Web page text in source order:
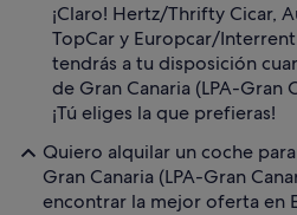
¡Claro! Hertz/Thrifty Cicar,
TopCar y Europcar/
tendrás a tu disposición
de Gran Canaria (LPA-Gran
¡Tú eliges la que prefieras!
Quiero alquilar un coche
Gran Canaria (LPA-Gran
encontrar la mejor oferta en